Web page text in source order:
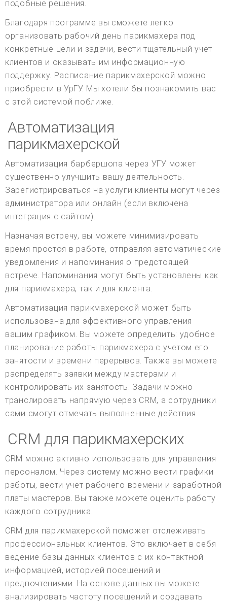
подобные решения.
Благодаря программе вы сможете легко
организовать рабочий день парикмахера под
конкретные цели и задачи, вести тщательный учет
клиентов и оказывать им информационную
поддержку. Расписание парикмахерской можно
приобрести в УрГУ. Мы хотели бы познакомить вас
с этой системой поближе.
Автоматизация
парикмахерской
Автоматизация барбершопа через УГУ может
существенно улучшить вашу деятельность.
Зарегистрироваться на услуги клиенты могут через
администратора или онлайн (если включена
интеграция с сайтом).
Назначая встречу, вы можете минимизировать
время простоя в работе, отправляя автоматические
уведомления и напоминания о предстоящей
встрече. Напоминания могут быть установлены как
для парикмахера, так и для клиента.
Автоматизация парикмахерской может быть
использована для эффективного управления
вашим графиком. Вы можете определить: удобное
планирование работы парикмахера с учетом его
занятости и времени перерывов. Также вы можете
распределять заявки между мастерами и
контролировать их занятость. Задачи можно
транслировать напрямую через CRM, а сотрудники
сами смогут отмечать выполненные действия.
CRM для парикмахерских
CRM можно активно использовать для управления
персоналом. Через систему можно вести графики
работы, вести учет рабочего времени и заработной
платы мастеров. Вы также можете оценить работу
каждого сотрудника.
CRM для парикмахерской поможет отслеживать
профессиональных клиентов. Это включает в себя
ведение базы данных клиентов с их контактной
информацией, историей посещений и
предпочтениями. На основе данных вы можете
анализировать частоту посещений и создавать